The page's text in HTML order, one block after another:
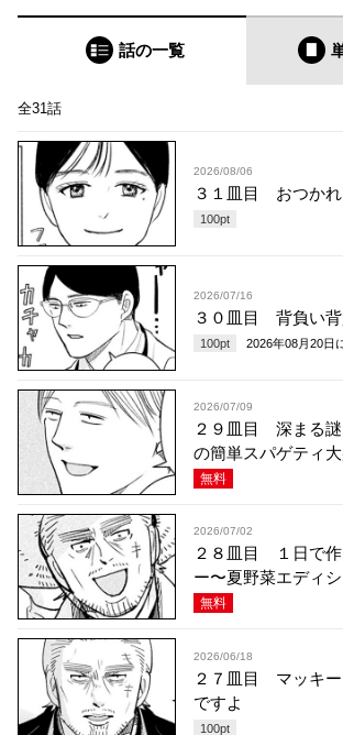
話の一覧
全31話
2026/08/06
３１皿目 おつかれ
100pt
2026/07/16
３０皿目 背負い
100pt 2026年08月20日
2026/07/09
２９皿目 深まる
の簡単スパゲティ大
無料
2026/07/02
２８皿目 １日で
ー〜夏野菜エディ
無料
2026/06/18
２７皿目 マッキー
ですよ
100pt